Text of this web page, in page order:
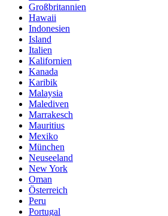
Großbritannien
Hawaii
Indonesien
Island
Italien
Kalifornien
Kanada
Karibik
Malaysia
Malediven
Marrakesch
Mauritius
Mexiko
München
Neuseeland
New York
Oman
Österreich
Peru
Portugal